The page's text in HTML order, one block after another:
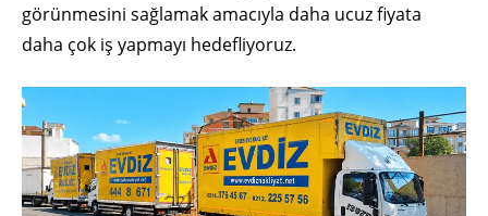
görünmesini sağlamak amacıyla daha ucuz fiyata
daha çok iş yapmayı hedefliyoruz.